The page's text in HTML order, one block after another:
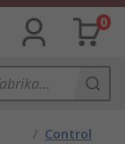
0
/ Control